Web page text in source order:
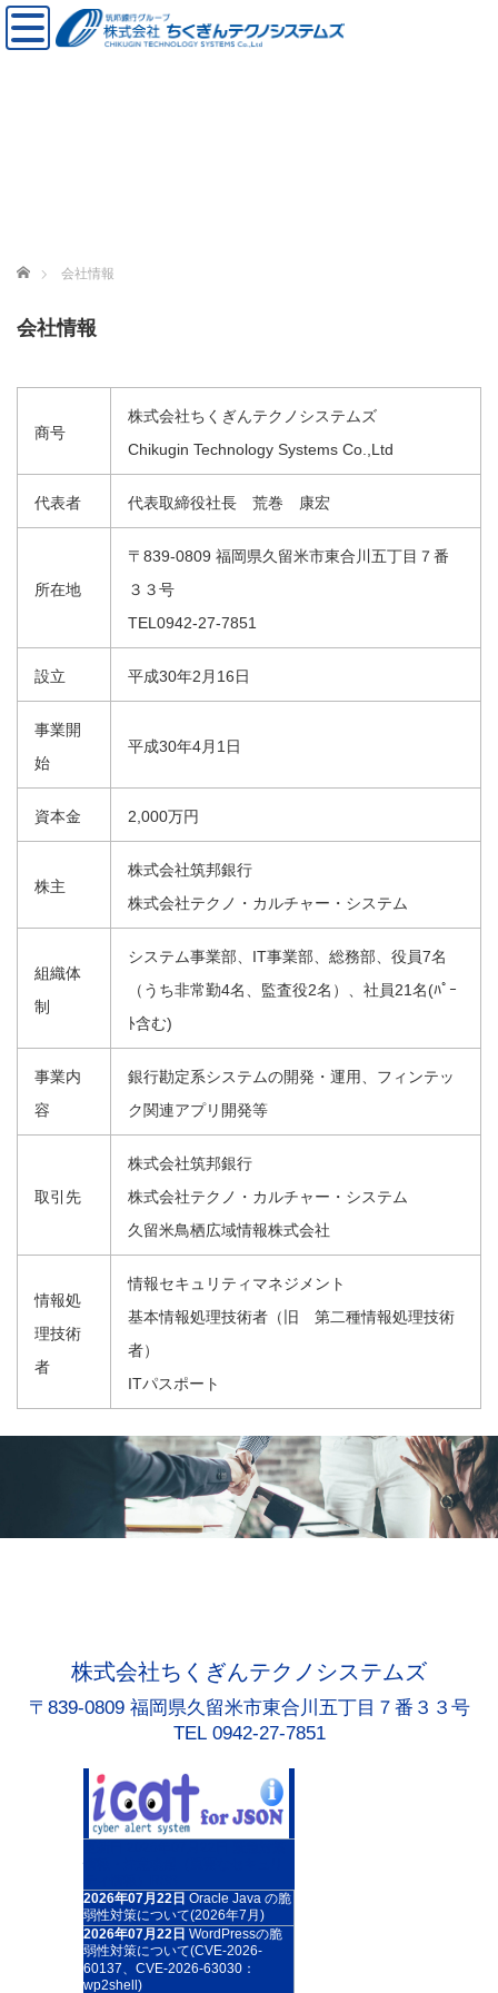
ホーム 会社情報
会社情報
商号
株式会社ちくぎんテクノシステムズ
Chikugin Technology Systems Co.,Ltd
代表者 代表取締役社長 荒巻 康宏
所在地
〒839-0809 福岡県久留米市東合川五丁目７番
３３号
TEL0942-27-7851
設立 平成30年2月16日
事業開
始
平成30年4月1日
資本金 2,000万円
株主
株式会社筑邦銀行
株式会社テクノ・カルチャー・システム
組織体
制
システム事業部、IT事業部、総務部、役員7名
（うち非常勤4名、監査役2名）、社員21名(ﾊﾟｰ
ﾄ含む)
事業内
容
銀行勘定系システムの開発・運用、フィンテッ
ク関連アプリ開発等
取引先
株式会社筑邦銀行
株式会社テクノ・カルチャー・システム
久留米鳥栖広域情報株式会社
情報処
理技術
者
情報セキュリティマネジメント
基本情報処理技術者（旧 第二種情報処理技術
者）
ITパスポート
株式会社ちくぎんテクノシステムズ
〒839-0809 福岡県久留米市東合川五丁目７番３３号
TEL 0942-27-7851
2026年07月22日 Oracle Java の脆
弱性対策について(2026年7月)
2026年07月22日 WordPressの脆
弱性対策について(CVE-2026-
60137、CVE-2026-63030：
wp2shell)